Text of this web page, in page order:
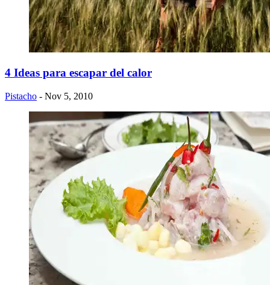
4 Ideas para escapar del calor
Pistacho - Nov 5, 2010